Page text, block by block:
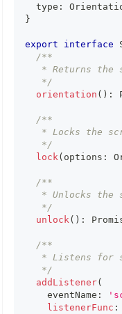
  type
:
}
export interface
/**
* Returns the
   */
orientation ( ) :
/**
* Locks the
   */
lock( options :
/**
* Unlocks the
   */
unlock( ) :
/**
* Listens for
   */
addListener(
    eventName
:
listenerFunc :